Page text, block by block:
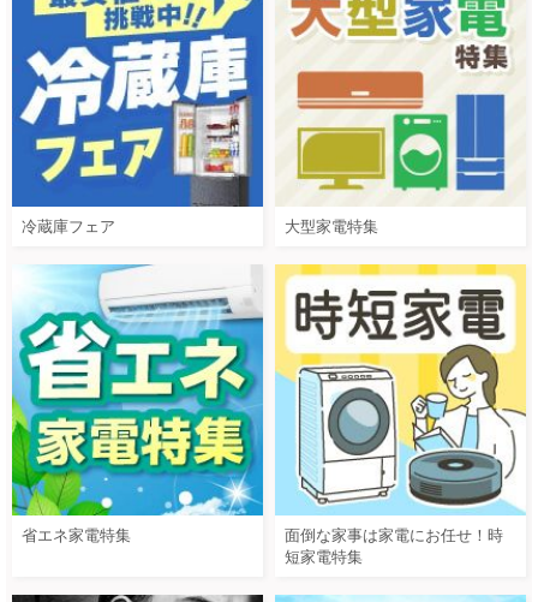
冷蔵庫フェア 大型家電特集
省エネ家電特集
面倒な家事は家電にお任せ！時
短家電特集